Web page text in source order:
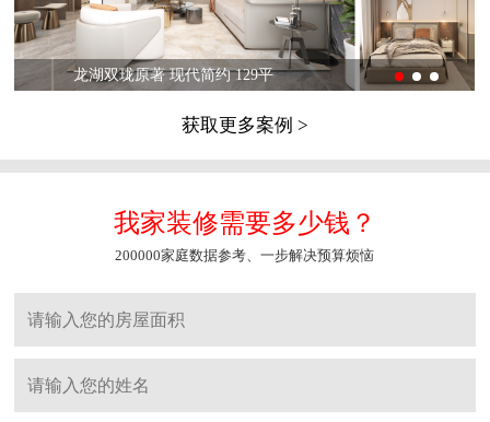
龙湖双珑原著 现代简约 129平
获取更多案例 >
我家装修需要多少钱？
200000家庭数据参考、一步解决预算烦恼